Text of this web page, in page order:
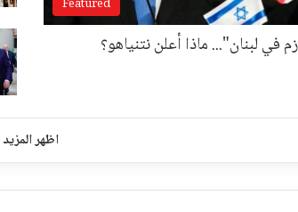
Featured
في لبنان"... ماذا أعلن نتنياهو؟
اظهر المزيد